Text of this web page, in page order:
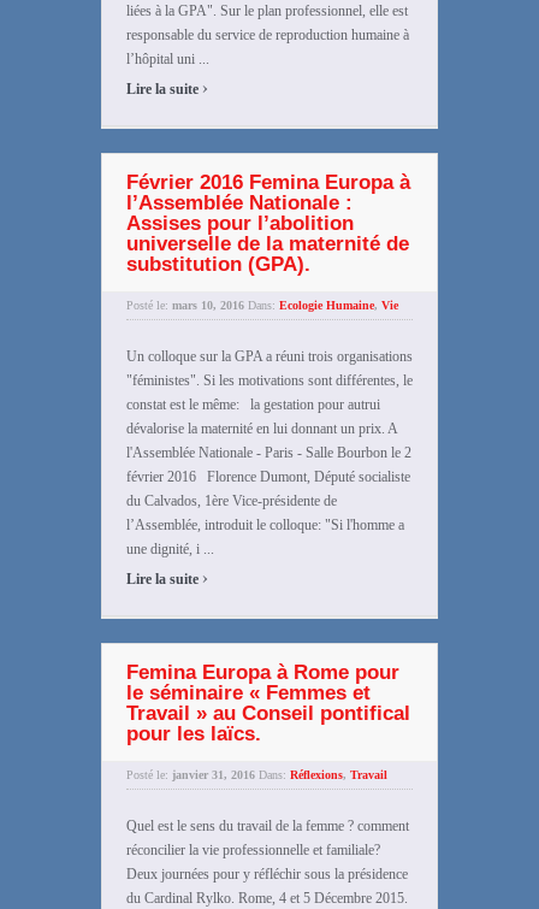
liées à la GPA". Sur le plan professionnel, elle est
responsable du service de reproduction humaine à
l’hôpital uni ...
Lire la suite ›
Février 2016 Femina Europa à
l’Assemblée Nationale :
Assises pour l’abolition
universelle de la maternité de
substitution (GPA).
Posté le: mars 10, 2016 Dans: Ecologie Humaine, Vie
Un colloque sur la GPA a réuni trois organisations
"féministes". Si les motivations sont différentes, le
constat est le même: la gestation pour autrui
dévalorise la maternité en lui donnant un prix. A
l'Assemblée Nationale - Paris - Salle Bourbon le 2
février 2016 Florence Dumont, Député socialiste
du Calvados, 1ère Vice-présidente de
l’Assemblée, introduit le colloque: "Si l'homme a
une dignité, i ...
Lire la suite ›
Femina Europa à Rome pour
le séminaire « Femmes et
Travail » au Conseil pontifical
pour les laïcs.
Posté le: janvier 31, 2016 Dans: Réflexions, Travail
Quel est le sens du travail de la femme ? comment
réconcilier la vie professionnelle et familiale?
Deux journées pour y réfléchir sous la présidence
du Cardinal Rylko. Rome, 4 et 5 Décembre 2015.